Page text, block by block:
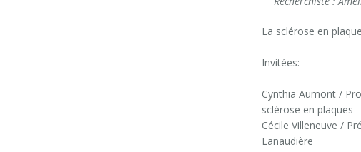
La sclérose en
Invitées:
Cynthia Aumont /
sclérose en plaques
Cécile Villeneuve /
Lanaudière